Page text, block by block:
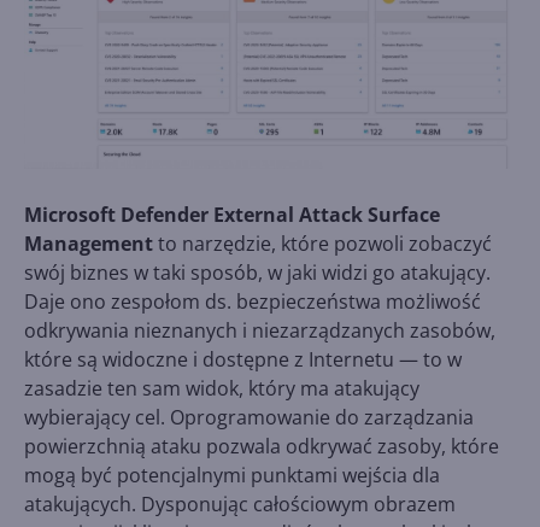
Microsoft Defender External Attack Surface
Managementto narzędzie, które pozwoli zobaczyć
swój biznes w taki sposób, w jaki widzi go atakujący.
Daje ono zespołom ds. bezpieczeństwa możliwość
odkrywania nieznanych i niezarządzanych zasobów,
które są widoczne i dostępne z Internetu — to w
zasadzie ten sam widok, który ma atakujący
wybierający cel. Oprogramowanie do zarządzania
powierzchnią ataku pozwala odkrywać zasoby, które
mogą być potencjalnymi punktami wejścia dla
atakujących. Dysponując całościowym obrazem